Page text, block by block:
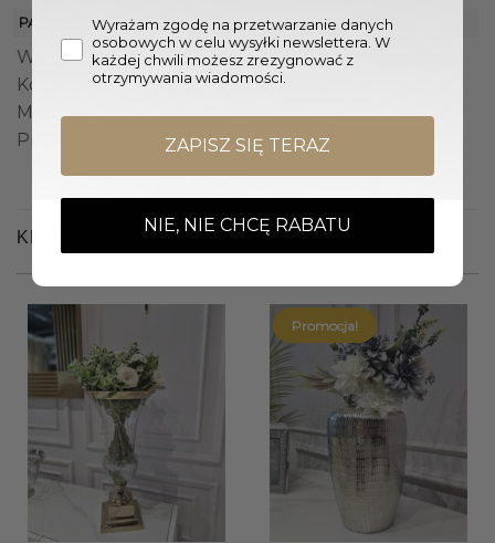
PARAMETRY
Wymiary wazonu (Śr. x W.): 19,5 x 19 cm | 15 x 30 cm
Kolor wazonu: Transparentny, Złoty
Materiał: Szkło
Producent: KARE
KLIENCI OGLĄDALI RÓWNIEŻ
Promocja!
Wyrażam zgodę na przetwarzanie danych
osobowych w celu wysyłki newslettera. W
każdej chwili możesz zrezygnować z
otrzymywania wiadomości.
ZAPISZ SIĘ TERAZ
NIE, NIE CHCĘ RABATU